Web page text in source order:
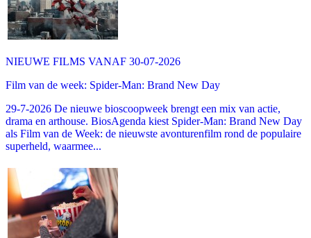
NIEUWE FILMS VANAF 30-07-2026
Film van de week: Spider-Man: Brand New Day
29-7-2026 De nieuwe bioscoopweek brengt een mix van actie,
drama en arthouse. BiosAgenda kiest Spider-Man: Brand New Day
als Film van de Week: de nieuwste avonturenfilm rond de populaire
superheld, waarmee...